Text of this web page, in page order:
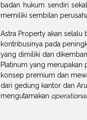
badan hukum sendiri
memiliki sembilan
Astra Property akan selalu
kontribusinya pada
yang dimiliki dan
Platinum yang merupakan
konsep premium dan
dari gedung kantor dan
mengutamakan